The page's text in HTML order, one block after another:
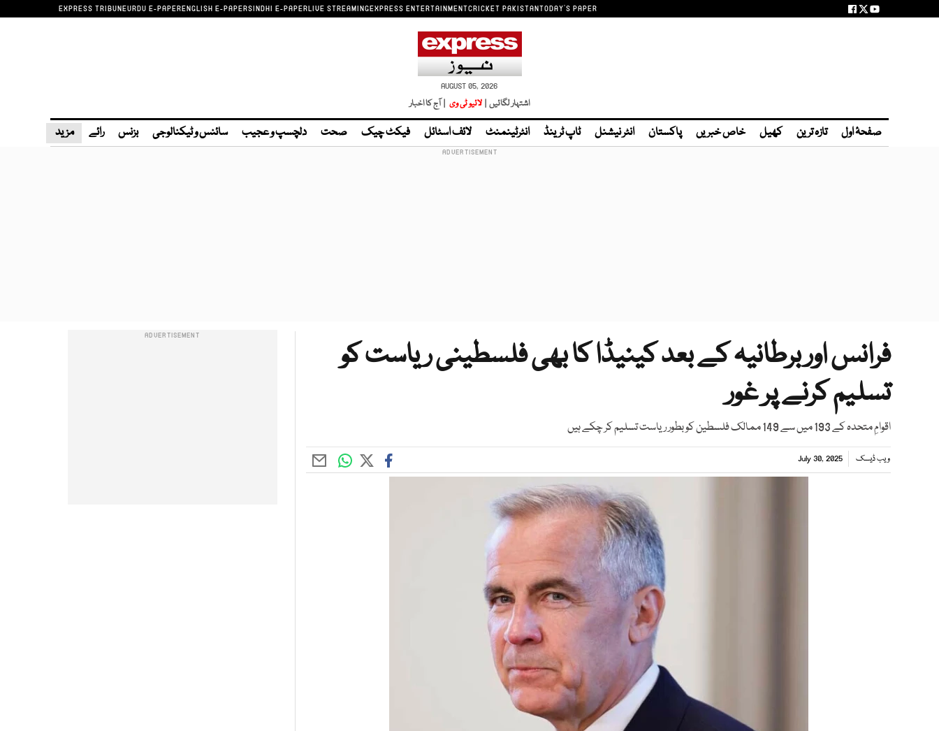
EXPRESS TRIBUNEURDU E-PAPERENGLISH E-PAPERSINDHI E-PAPERLIVE STREAMINGEXPRESS ENTERTAINMENTCRICKET PAKISTANTODAY'S PAPER
AUGUST 05, 2026
اشتہار لگائیں | لائیو ٹی وی | آج کا اخبار
صفحۂ اول تازہ ترین کھیل خاص خبریں پاکستان انٹر نیشنل ٹاپ ٹرینڈ انٹرٹینمنٹ لائف اسٹائل فیکٹ چیک صحت دلچسپ و عجیب سائنس و ٹیکنالوجی بزنس رائے مزید
فرانس اور برطانیہ کے بعد کینیڈا کا بھی فلسطینی ریاست کو
تسلیم کرنے پر غور
اقوامِ متحدہ کے 193 میں سے 149 ممالک فلسطین کو بطور ریاست تسلیم کر چکے ہیں
ویب ڈیسک July 30, 2025